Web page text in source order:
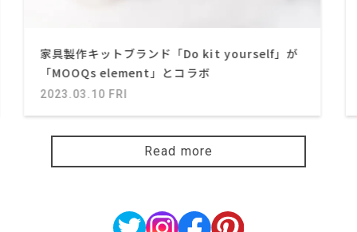
家具製作キットブランド「Do kit yourself」が
「MOOQs element」とコラボ
2023.03.10 FRI
Read more